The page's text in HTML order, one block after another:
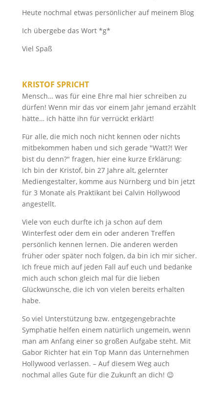
Heute nochmal etwas persönlicher auf meinem Blog
Ich übergebe das Wort *g*
Viel Spaß
KRISTOF SPRICHT
Mensch… was für eine Ehre mal hier schreiben zu
dürfen! Wenn mir das vor einem Jahr jemand erzählt
hätte… ich hätte ihn für verrückt erklärt!
Für alle, die mich noch nicht kennen oder nichts
mitbekommen haben und sich gerade "Watt?! Wer
bist du denn?" fragen, hier eine kurze Erklärung:
Ich bin der Kristof, bin 27 Jahre alt, gelernter
Mediengestalter, komme aus Nürnberg und bin jetzt
für 3 Monate als Praktikant bei Calvin Hollywood
angestellt.
Viele von euch durfte ich ja schon auf dem
Winterfest oder dem ein oder anderen Treffen
persönlich kennen lernen. Die anderen werden
früher oder später noch folgen, da bin ich mir sicher.
Ich freue mich auf jeden Fall auf euch und bedanke
mich auch schon gleich mal für die lieben
Glückwünsche, die ich von vielen bereits erhalten
habe.
So viel Unterstützung bzw. entgegengebrachte
Symphatie helfen einem natürlich ungemein, wenn
man am Anfang einer so großen Aufgabe steht. Mit
Gabor Richter hat ein Top Mann das Unternehmen
Hollywood verlassen. – Auf diesem Weg auch
nochmal alles Gute für die Zukunft an dich! 😉